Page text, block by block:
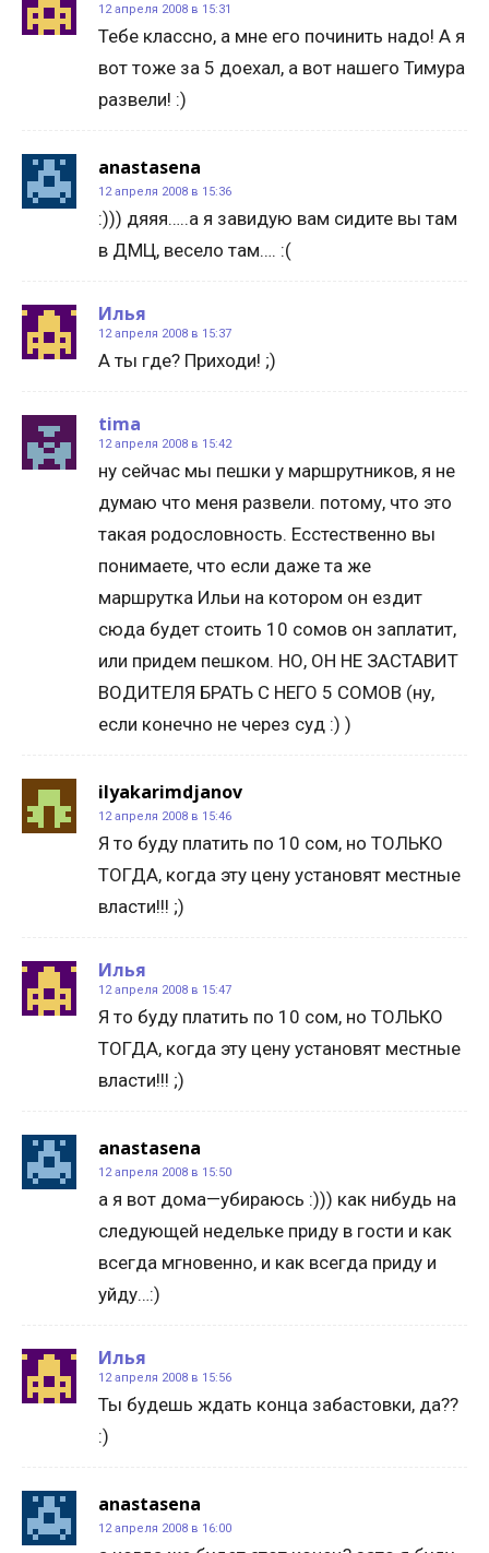
12 апреля 2008 в 15:31
Тебе классно, а мне его починить надо! А я
вот тоже за 5 доехал, а вот нашего Тимура
развели! :)
anastasena
12 апреля 2008 в 15:36
:))) дяяя…..а я завидую вам сидите вы там
в ДМЦ, весело там…. :(
Илья
12 апреля 2008 в 15:37
А ты где? Приходи! ;)
tima
12 апреля 2008 в 15:42
ну сейчас мы пешки у маршрутников, я не
думаю что меня развели. потому, что это
такая родословность. Есстественно вы
понимаете, что если даже та же
маршрутка Ильи на котором он ездит
сюда будет стоить 10 сомов он заплатит,
или придем пешком. НО, ОН НЕ ЗАСТАВИТ
ВОДИТЕЛЯ БРАТЬ С НЕГО 5 СОМОВ (ну,
если конечно не через суд :) )
ilyakarimdjanov
12 апреля 2008 в 15:46
Я то буду платить по 10 сом, но ТОЛЬКО
ТОГДА, когда эту цену установят местные
власти!!! ;)
Илья
12 апреля 2008 в 15:47
Я то буду платить по 10 сом, но ТОЛЬКО
ТОГДА, когда эту цену установят местные
власти!!! ;)
anastasena
12 апреля 2008 в 15:50
а я вот дома—убираюсь :))) как нибудь на
следующей недельке приду в гости и как
всегда мгновенно, и как всегда приду и
уйду…:)
Илья
12 апреля 2008 в 15:56
Ты будешь ждать конца забастовки, да??
:)
anastasena
12 апреля 2008 в 16:00